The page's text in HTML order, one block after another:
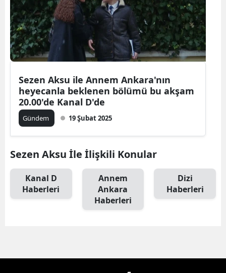
Sezen Aksu ile Annem Ankara'nın
heyecanla beklenen bölümü bu akşam
20.00'de Kanal D'de
Gündem 19 Şubat 2025
Sezen Aksu İle İlişkili Konular
Kanal D
Haberleri
Annem
Ankara
Haberleri
Dizi
Haberleri